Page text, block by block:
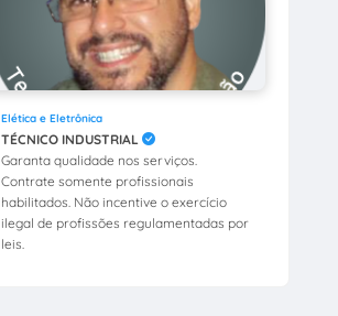
Elética e Eletrônica
TÉCNICO INDUSTRIAL
Garanta qualidade nos serviços.
Contrate somente profissionais
habilitados. Não incentive o exercício
ilegal de profissões regulamentadas por
leis.